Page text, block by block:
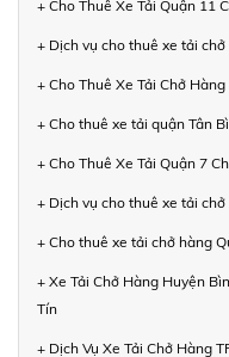
+ Cho Thuê Xe Tải Quận 11
+ Dịch vụ cho thuê xe tải
+ Cho Thuê Xe Tải Chở
+ Cho thuê xe tải quận Tân
+ Cho Thuê Xe Tải Quận 7
+ Dịch vụ cho thuê xe tải
+ Cho thuê xe tải chở hàng
+ Xe Tải Chở Hàng Huyện
Tín
+ Dịch Vụ Xe Tải Chở Hàng